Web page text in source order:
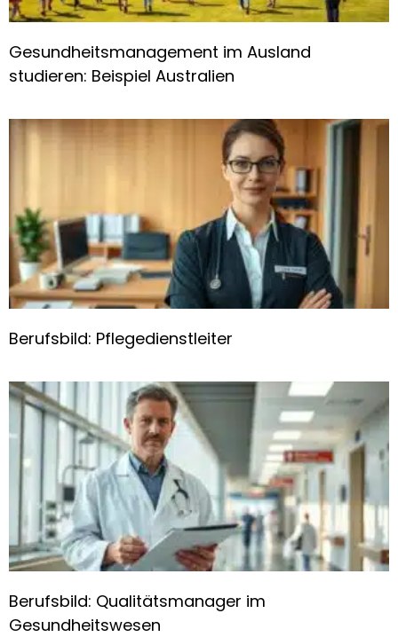
Gesundheitsmanagement im Ausland
studieren: Beispiel Australien
Berufsbild: Pflegedienstleiter
Berufsbild: Qualitätsmanager im
Gesundheitswesen